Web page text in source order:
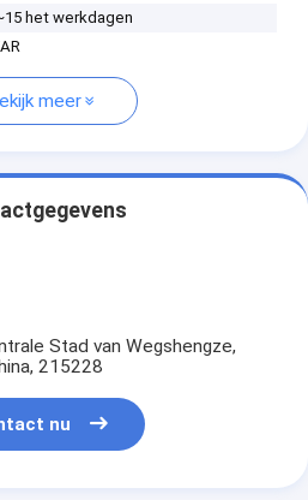
het werkdagen
meer
Stad van Wegshengze,
215228
nu